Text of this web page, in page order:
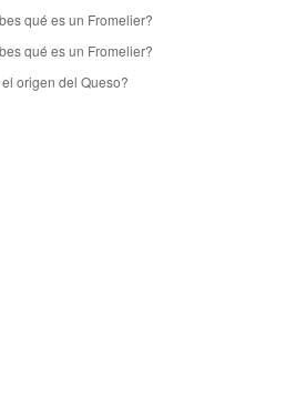
qué es un Fromelier?
qué es un Fromelier?
origen del Queso?